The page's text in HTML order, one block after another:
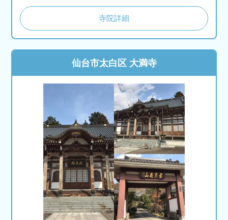
寺院詳細
仙台市太白区 大満寺